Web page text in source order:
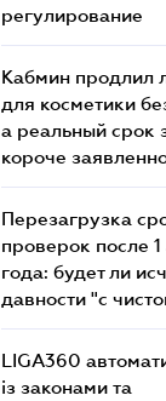
регулирование
Кабмин продлил
для косметики
а реальный срок
короче
Перезагрузка
проверок после
года: будет ли
давности "с
LIGA360
із законами та